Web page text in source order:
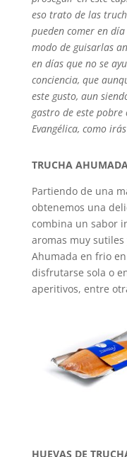
eso trato de las
pueden comer en
modo de guisarlas
en días que no se
conciencia, que
este gusto, aun
gastro de este pobre
Evangélica, como
TRUCHA
Partiendo de una
obtenemos una
combina un sabor
aromas muy
Ahumada en frio
disfrutarse sola o
aperitivos, entre
HUEVAS DE